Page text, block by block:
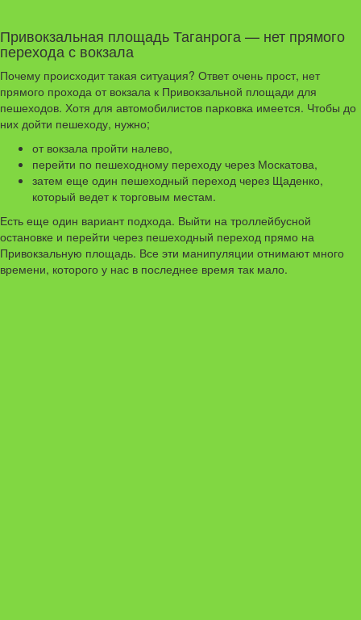
Привокзальная площадь Таганрога — нет прямого
перехода с вокзала
Почему происходит такая ситуация? Ответ очень прост, нет
прямого прохода от вокзала к Привокзальной площади для
пешеходов. Хотя для автомобилистов парковка имеется. Чтобы до
них дойти пешеходу, нужно;
от вокзала пройти налево,
перейти по пешеходному переходу через Москатова,
затем еще один пешеходный переход через Щаденко,
который ведет к торговым местам.
Есть еще один вариант подхода. Выйти на троллейбусной
остановке и перейти через пешеходный переход прямо на
Привокзальную площадь. Все эти манипуляции отнимают много
времени, которого у нас в последнее время так мало.